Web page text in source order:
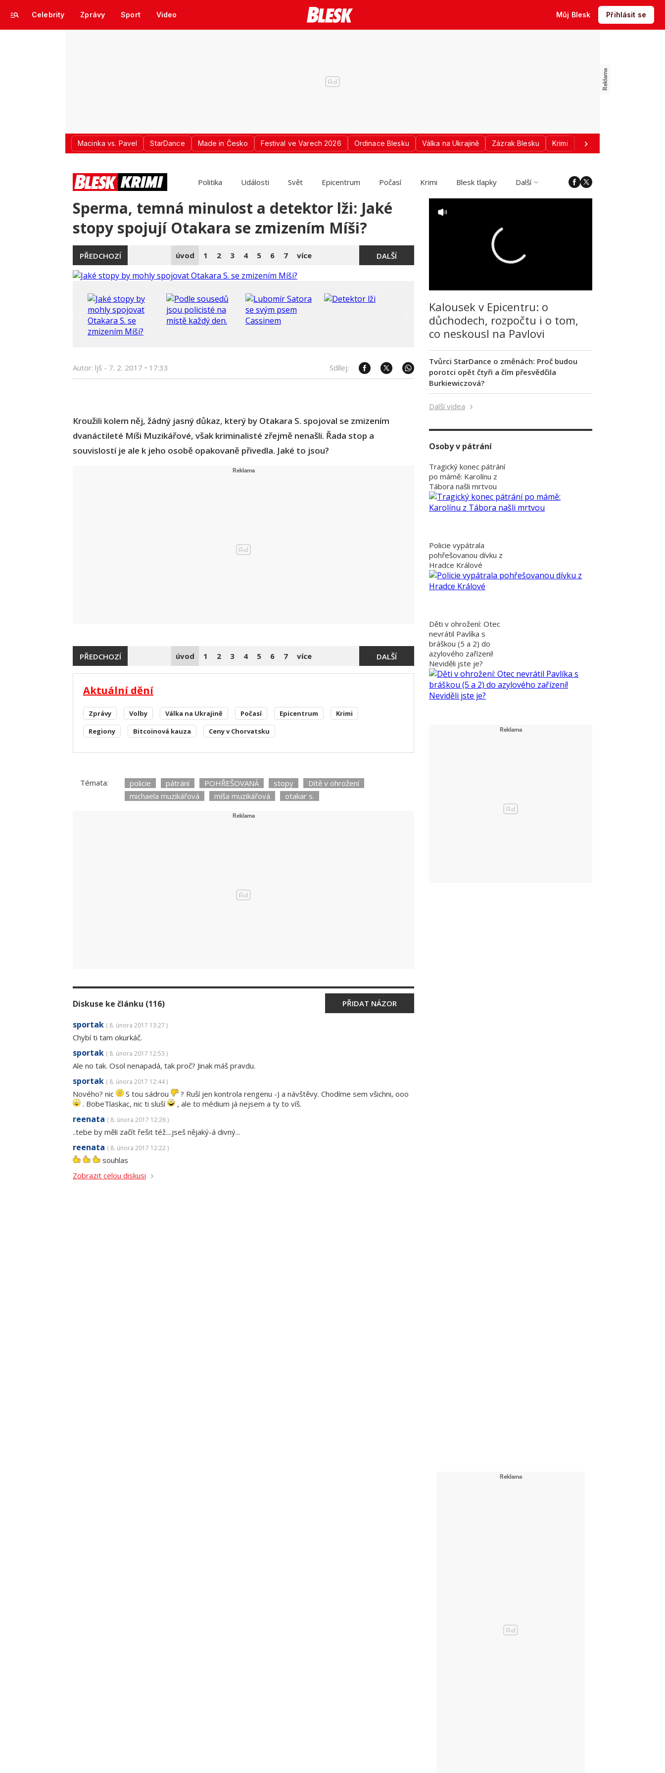
Celebrity Zprávy Sport Video Můj Blesk Přihlásit se
Macinka vs. Pavel StarDance Made in Česko Festival ve Varech 2026 Ordinace Blesku Válka na Ukrajině Zázrak Blesku Krimi Donald Trump
Politika Události Svět Epicentrum Počasí Krimi Blesk tlapky Další
Sperma, temná minulost a detektor lži: Jaké
stopy spojují Otakara se zmizením Míši?
PŘEDCHOZÍ úvod 1 2 3 4 5 6 7 více DALŠÍ
Autor: ljš - 7. 2. 2017 • 17:33 Sdílej:
Kroužili kolem něj, žádný jasný důkaz, který by Otakara S. spojoval se zmizením
dvanáctileté Míši Muzikářové, však kriminalisté zřejmě nenašli. Řada stop a
souvislostí je ale k jeho osobě opakovaně přivedla. Jaké to jsou?
PŘEDCHOZÍ úvod 1 2 3 4 5 6 7 více DALŠÍ
Aktuální dění
Zprávy Volby Válka na Ukrajině Počasí Epicentrum
Krimi
Regiony
Bitcoinová kauza Ceny v Chorvatsku
Témata: policie pátrání POHŘEŠOVANÁ stopy
Dítě v ohrožení
michaela muzikářová
míša muzikářová otakar s.
Diskuse ke článku (116) PŘIDAT NÁZOR
sportak ( 8. února 2017 13:27 )
Chybí ti tam okurkáč.
sportak ( 8. února 2017 12:53 )
Ale no tak. Osol nenapadá, tak proč? Jinak máš pravdu.
sportak ( 8. února 2017 12:44 )
Nového? nic S tou sádrou
? Ruší jen kontrola rengenu -) a návštěvy. Chodíme sem všichni, ooo
. BobeTlaskac, nic ti sluší
, ale to médium já nejsem a ty to víš.
reenata ( 8. února 2017 12:26 )
..tebe by měli začít řešit též....jseš nějaký-á divný...
reenata ( 8. února 2017 12:22 )
souhlas
Zobrazit celou diskusi
Kalousek v Epicentru: o
důchodech, rozpočtu i o tom,
co neskousl na Pavlovi
Tvůrci StarDance o změnách: Proč budou
porotci opět čtyři a čím přesvědčila
Burkiewiczová?
Další videa
Osoby v pátrání
Tragický konec pátrání
po mámě: Karolínu z
Tábora našli mrtvou
Policie vypátrala
pohřešovanou dívku z
Hradce Králové
Děti v ohrožení: Otec
nevrátil Pavlíka s
bráškou (5 a 2) do
azylového zařízení!
Neviděli jste je?